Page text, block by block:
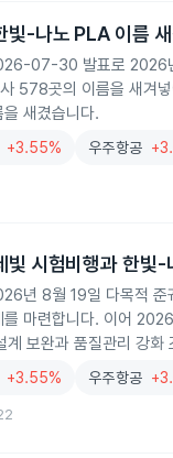
빛-나노 PLA 이름
07-30 발표로 2026
578곳의 이름을 새겨
새겼습니다.
+3.55% 우주항공
빛 시험비행과 한빛-
년 8월 19일 다목적
마련합니다. 이어
보완과 품질관리 강화
+3.55% 우주항공